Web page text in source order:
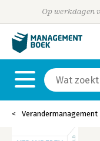
Op werkdagen
Verandermanagement